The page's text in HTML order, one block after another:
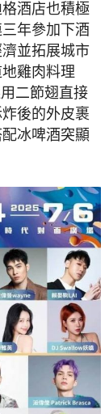
酒店也積極
年參加下酒
並拓展城市
雞肉料理
二節翅直接
後的外皮裹
冰啤酒突顯